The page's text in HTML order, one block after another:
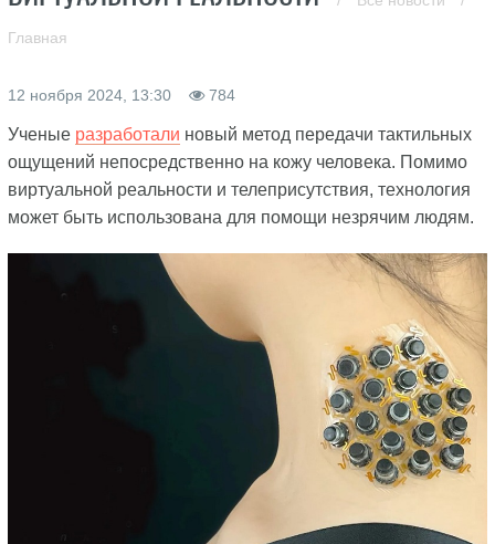
Главная
12 ноября 2024, 13:30 784
Ученые разработали новый метод передачи тактильных
ощущений непосредственно на кожу человека. Помимо
виртуальной реальности и телеприсутствия, технология
может быть использована для помощи незрячим людям.